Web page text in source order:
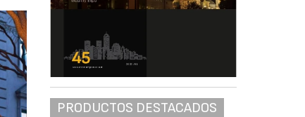
PRODUCTOS DESTACADOS